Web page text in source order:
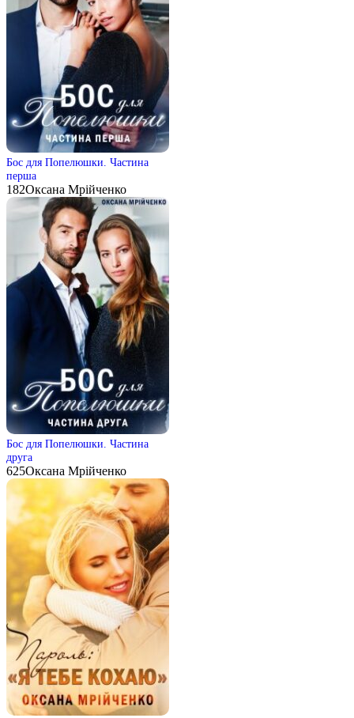
Бос для Попелюшки. Частина
перша
182Оксана Мрійченко
Бос для Попелюшки. Частина
друга
625Оксана Мрійченко